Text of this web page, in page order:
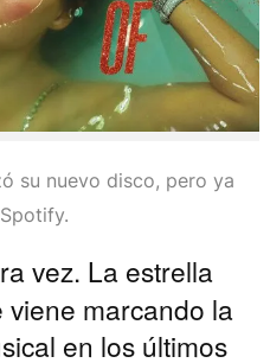
su nuevo disco, pero ya
vez. La estrella
marcando la
en los últimos